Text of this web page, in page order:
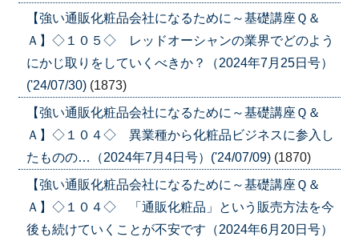
【強い通販化粧品会社になるために～基礎講座Ｑ＆
Ａ】◇１０５◇ レッドオーシャンの業界でどのよう
にかじ取りをしていくべきか？（2024年7月25日号）
('24/07/30) (1873)
【強い通販化粧品会社になるために～基礎講座Ｑ＆
Ａ】◇１０４◇ 異業種から化粧品ビジネスに参入し
たものの…（2024年7月4日号）('24/07/09) (1870)
【強い通販化粧品会社になるために～基礎講座Ｑ＆
Ａ】◇１０４◇ 「通販化粧品」という販売方法を今
後も続けていくことが不安です（2024年6月20日号）